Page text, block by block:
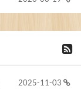
2026-06-18
2025-11-03